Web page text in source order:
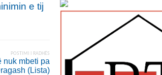
e tij
POSTIMI I RADHËS
nuk mbeti pa
(Lista)